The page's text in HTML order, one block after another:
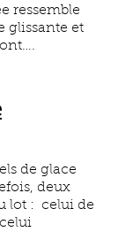
ressemble
glissante et
de glace
deux
lot :  celui de